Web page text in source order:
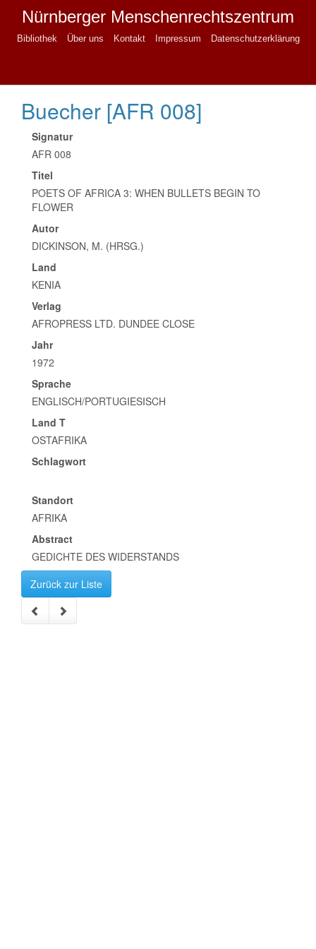
Nürnberger Menschenrechtszentrum
Bibliothek Über uns Kontakt Impressum Datenschutzerklärung
Buecher [AFR 008]
Signatur
AFR 008
Titel
POETS OF AFRICA 3: WHEN BULLETS BEGIN TO
FLOWER
Autor
DICKINSON, M. (HRSG.)
Land
KENIA
Verlag
AFROPRESS LTD. DUNDEE CLOSE
Jahr
1972
Sprache
ENGLISCH/PORTUGIESISCH
Land T
OSTAFRIKA
Schlagwort
Standort
AFRIKA
Abstract
GEDICHTE DES WIDERSTANDS
Zurück zur Liste